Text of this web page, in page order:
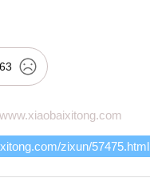
63
www.xiaobaixitong.com
zixun/57475.html